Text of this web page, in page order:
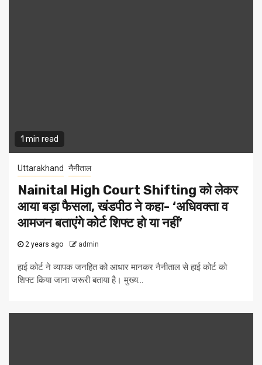
1 min read
Uttarakhand नैनीताल
Nainital High Court Shifting को लेकर
आया बड़ा फैसला, खंडपीठ ने कहा- ‘अधिवक्ता व
आमजन बताएंगे कोर्ट शिफ्ट हो या नहीं’
2 years ago admin
हाई कोर्ट ने व्यापक जनहित को आधार मानकर नैनीताल से हाई कोर्ट को
शिफ्ट किया जाना जरूरी बताया है। मुख्य...